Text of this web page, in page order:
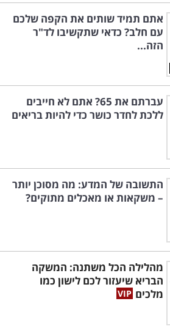
אתם תמיד שותים את הקפה שלכם
עם חלב? כדאי שתקשיבו לד"ר
הזה...
עברתם את 65? אתם לא חייבים
ללכת לחדר כושר כדי להיות בריאים
התשובה של המדע: מה מסוכן יותר
– משקאות או מאכלים מתוקים?
מהלילה הכל משתנה: המשקה
הבריא שיעזור לכם לישון כמו
מלכים